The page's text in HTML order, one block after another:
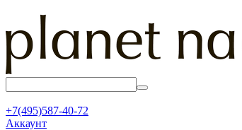
+7(495)587-40-72
Аккаунт